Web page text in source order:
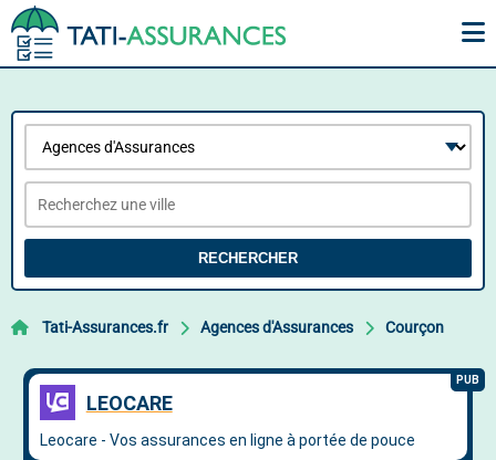
RECHERCHER
Tati-Assurances.fr Agences d'Assurances Courçon